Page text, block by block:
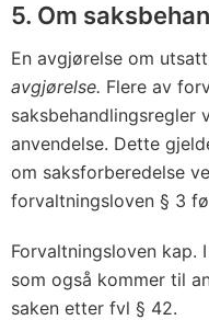
5. Om
En avgjørelse om
avgjørelse. Flere av
anvendelse. Dette
om saksforberedelse
forvaltningsloven § 3
Forvaltningsloven kap.
som også kommer til
saken etter fvl § 42.